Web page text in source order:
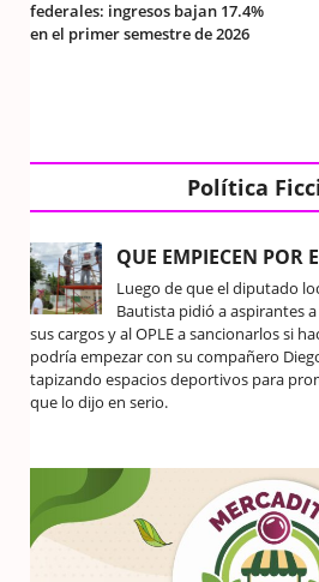
federales: ingresos bajan 17.4%
en el primer semestre de 2026
Política
QUE EMPIECEN POR
Luego de que el diputado
Bautista pidió a aspirantes
sus cargos y al OPLE a sancionarlos si
podría empezar con su compañero
tapizando espacios deportivos para
que lo dijo en serio.